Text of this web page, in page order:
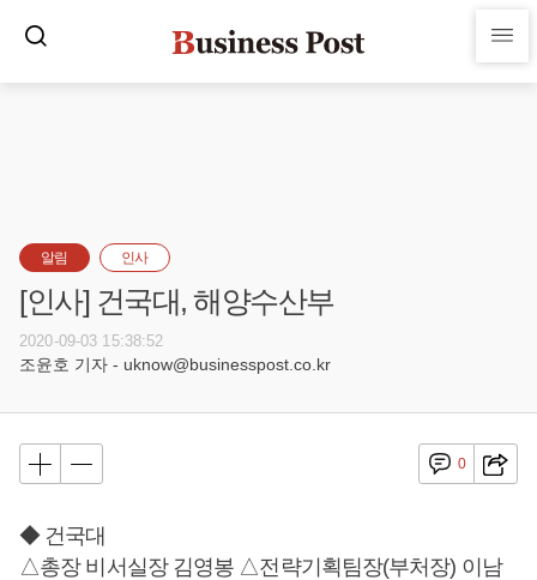
알림 인사
[인사] 건국대, 해양수산부
2020-09-03 15:38:52
조윤호 기자 - uknow@businesspost.co.kr
0
◆ 건국대
△총장 비서실장 김영봉 △전략기획팀장(부처장) 이남